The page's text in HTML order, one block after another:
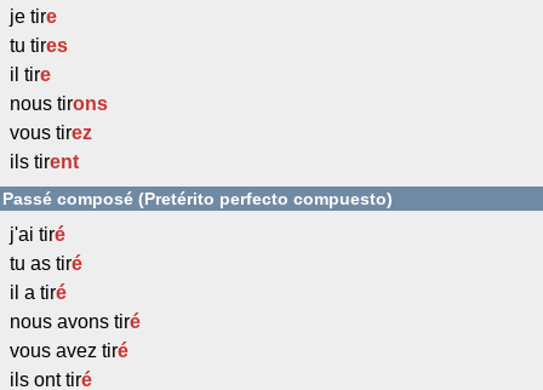
je tire
tu tires
il tire
nous tirons
vous tirez
ils tirent
Passé composé (Pretérito perfecto compuesto)
j'ai tiré
tu as tiré
il a tiré
nous avons tiré
vous avez tiré
ils ont tiré